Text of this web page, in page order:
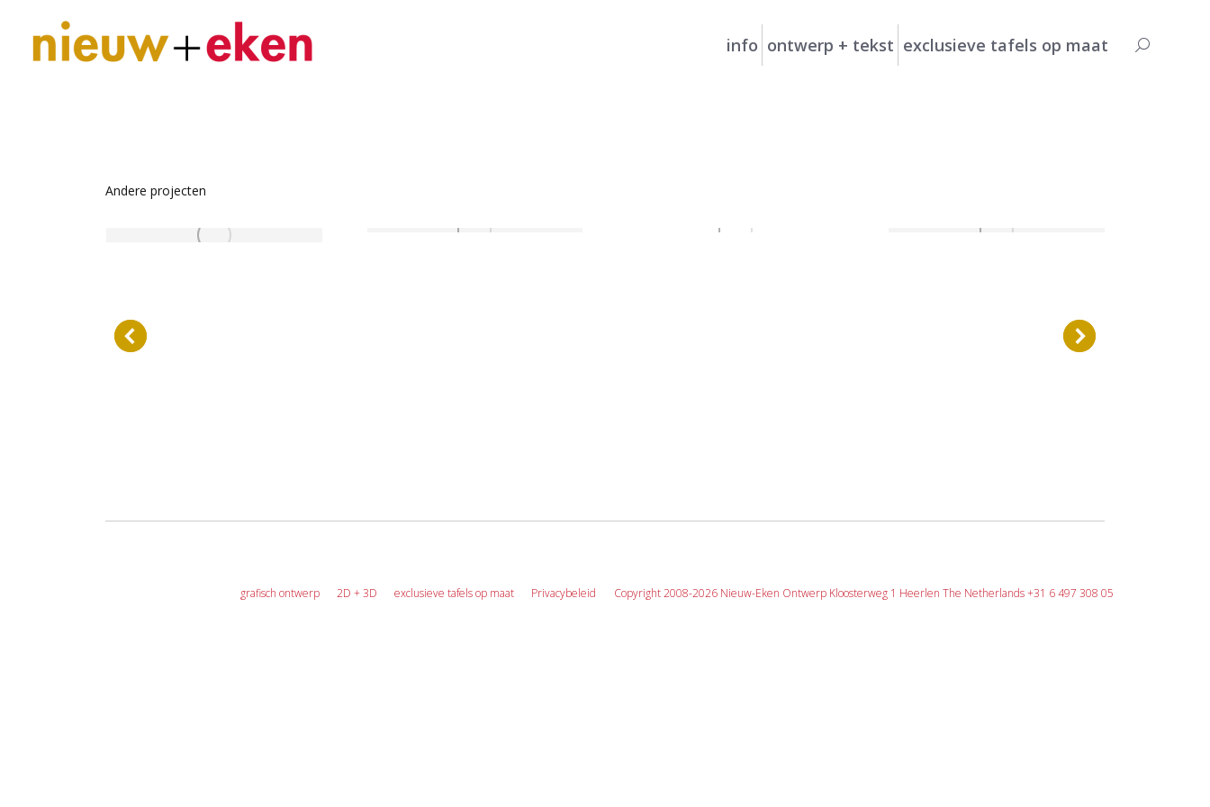
info ontwerp + tekst exclusieve tafels op maat Search:
Andere projecten
grafisch ontwerp 2D + 3D exclusieve tafels op maat Privacybeleid Copyright 2008-2026 Nieuw-Eken Ontwerp Kloosterweg 1 Heerlen The Netherlands +31 6 497 308 05